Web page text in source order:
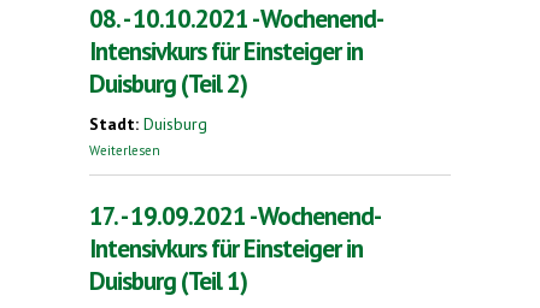
08. - 10.10.2021 - Wochenend-
Intensivkurs für Einsteiger in
Duisburg (Teil 2)
Stadt: Duisburg
Weiterlesen
17. - 19.09.2021 - Wochenend-
Intensivkurs für Einsteiger in
Duisburg (Teil 1)